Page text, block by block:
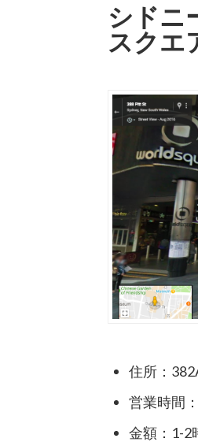
シドニ
スクエ
住所：
営業時間
金額：1-2